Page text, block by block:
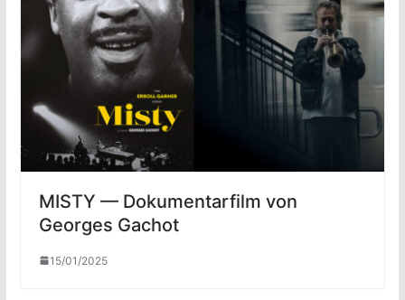
MISTY — Dokumentarfilm von
Georges Gachot
15/01/2025